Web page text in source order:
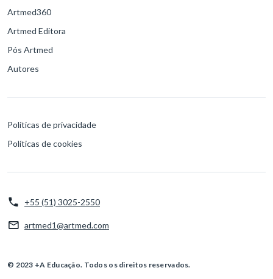
Artmed360
Artmed Editora
Pós Artmed
Autores
Políticas de privacidade
Políticas de cookies
+55 (51) 3025-2550
artmed1@artmed.com
© 2023 +A Educação. Todos os direitos reservados.